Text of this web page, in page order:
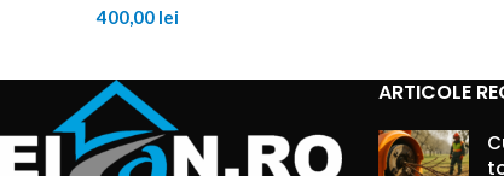
400,00 lei
ARTICOLE